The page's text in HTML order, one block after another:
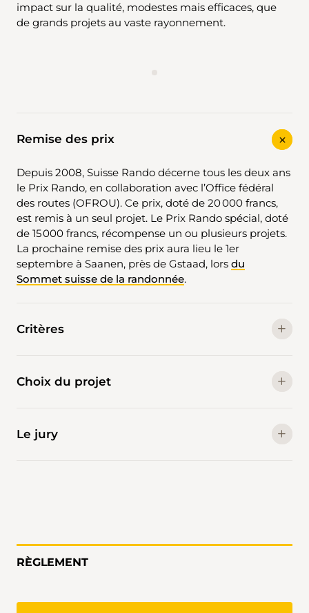
impact sur la qualité, modestes mais efficaces, que
de grands projets au vaste rayonnement.
Remise des prix
Depuis 2008, Suisse Rando décerne tous les deux ans
le Prix Rando, en collaboration avec l’Office fédéral
des routes (OFROU). Ce prix, doté de 20 000 francs,
est remis à un seul projet. Le Prix Rando spécial, doté
de 15 000 francs, récompense un ou plusieurs projets.
La prochaine remise des prix aura lieu le 1er
septembre à Saanen, près de Gstaad, lors du
Sommet suisse de la randonnée.
Critères
Choix du projet
Le jury
RÈGLEMENT